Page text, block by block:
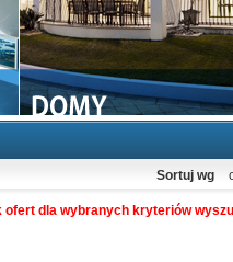
Sortuj wg
ofert dla wybranych kryteriów